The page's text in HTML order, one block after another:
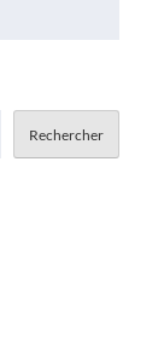
Rechercher